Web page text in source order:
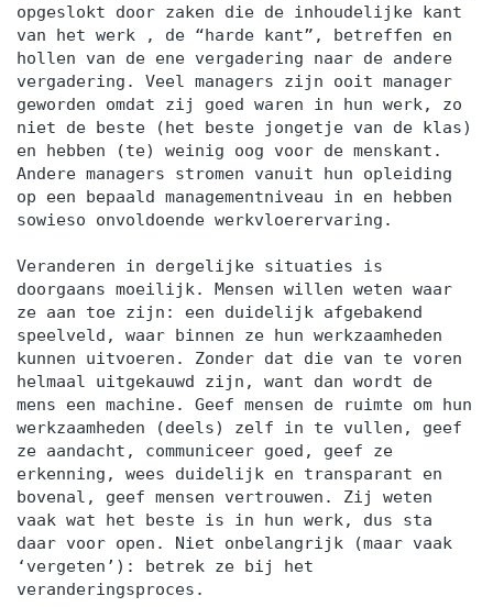
opgeslokt door zaken die de inhoudelijke kant
van het werk , de “harde kant”, betreffen en
hollen van de ene vergadering naar de andere
vergadering. Veel managers zijn ooit manager
geworden omdat zij goed waren in hun werk, zo
niet de beste (het beste jongetje van de klas)
en hebben (te) weinig oog voor de menskant.
Andere managers stromen vanuit hun opleiding
op een bepaald managementniveau in en hebben
sowieso onvoldoende werkvloerervaring.
Veranderen in dergelijke situaties is
doorgaans moeilijk. Mensen willen weten waar
ze aan toe zijn: een duidelijk afgebakend
speelveld, waar binnen ze hun werkzaamheden
kunnen uitvoeren. Zonder dat die van te voren
helmaal uitgekauwd zijn, want dan wordt de
mens een machine. Geef mensen de ruimte om hun
werkzaamheden (deels) zelf in te vullen, geef
ze aandacht, communiceer goed, geef ze
erkenning, wees duidelijk en transparant en
bovenal, geef mensen vertrouwen. Zij weten
vaak wat het beste is in hun werk, dus sta
daar voor open. Niet onbelangrijk (maar vaak
‘vergeten’): betrek ze bij het
veranderingsproces.